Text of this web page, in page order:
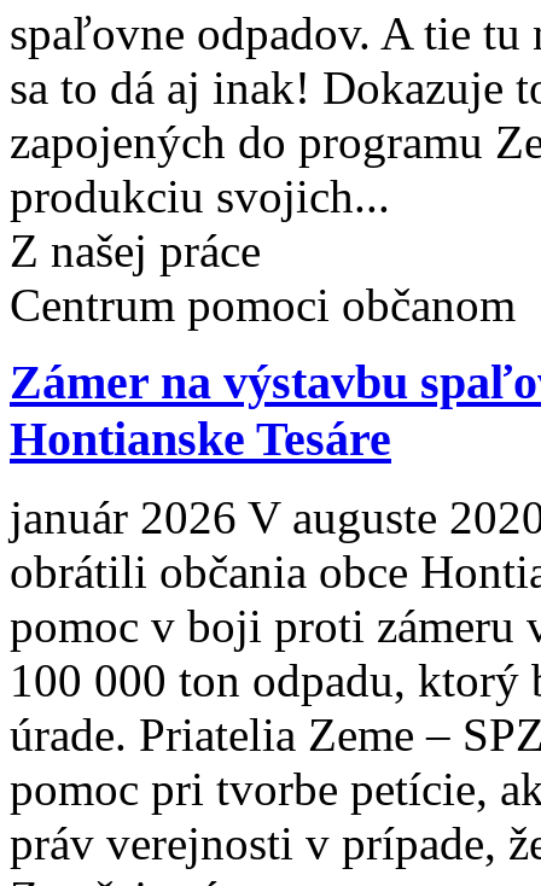
spaľovne odpadov. A tie tu
sa to dá aj inak! Dokazuje
zapojených do programu
produkciu svojich...
Z našej práce
Centrum pomoci občanom
Zámer na výstavbu
Hontianske Tesáre
január 2026 V auguste
obrátili občania obce
pomoc v boji proti zámeru
100 000 ton odpadu, ktorý
úrade. Priatelia Zeme –
pomoc pri tvorbe petície,
práv verejnosti v prípade,